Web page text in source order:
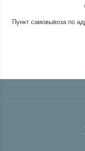
Пункт самовывоза по